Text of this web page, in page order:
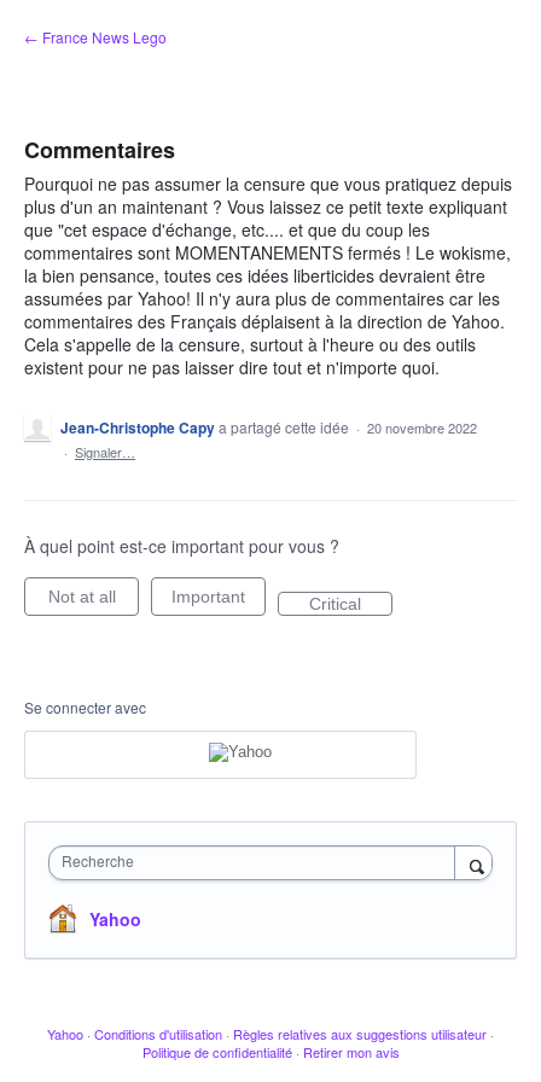
Aller
au
← France News Lego
Commentaires
Pourquoi ne pas assumer la censure que vous pratiquez depuis
plus d'un an maintenant ? Vous laissez ce petit texte expliquant
que "cet espace d'échange, etc.... et que du coup les
commentaires sont MOMENTANEMENTS fermés ! Le wokisme,
la bien pensance, toutes ces idées liberticides devraient être
assumées par Yahoo! Il n'y aura plus de commentaires car les
commentaires des Français déplaisent à la direction de Yahoo.
Cela s'appelle de la censure, surtout à l'heure ou des outils
existent pour ne pas laisser dire tout et n'importe quoi.
Jean-Christophe Capya partagé cette idée · 20 novembre 2022
· Signaler…
À quel point est-ce important pour vous ?
Not at all Important Critical
Se connecter avec
Recherche
Yahoo
Yahoo · Conditions d'utilisation · Règles relatives aux suggestions utilisateur ·
Politique de confidentialité · Retirer mon avis